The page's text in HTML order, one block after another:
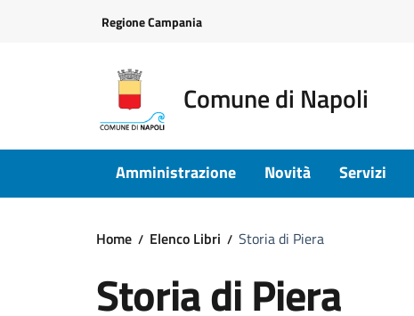
Regione Campania
Comune di Napoli
Amministrazione Novità Servizi
Home Elenco Libri Storia di Piera
Storia di Piera